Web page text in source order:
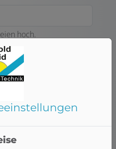
hoch.
10 MB